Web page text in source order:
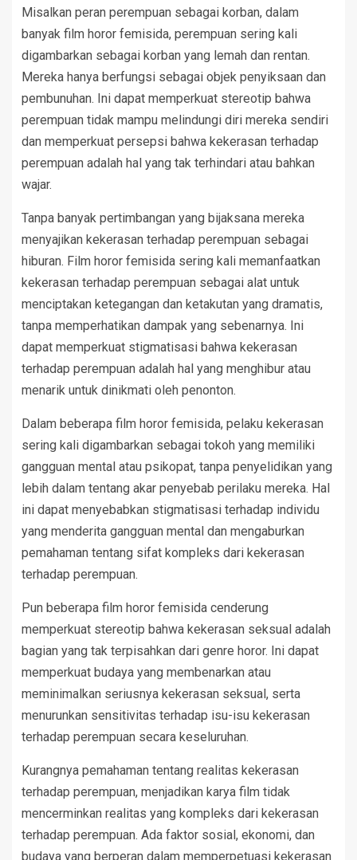
Misalkan peran perempuan sebagai korban, dalam
banyak film horor femisida, perempuan sering kali
digambarkan sebagai korban yang lemah dan rentan.
Mereka hanya berfungsi sebagai objek penyiksaan dan
pembunuhan. Ini dapat memperkuat stereotip bahwa
perempuan tidak mampu melindungi diri mereka sendiri
dan memperkuat persepsi bahwa kekerasan terhadap
perempuan adalah hal yang tak terhindari atau bahkan
wajar.
Tanpa banyak pertimbangan yang bijaksana mereka
menyajikan kekerasan terhadap perempuan sebagai
hiburan. Film horor femisida sering kali memanfaatkan
kekerasan terhadap perempuan sebagai alat untuk
menciptakan ketegangan dan ketakutan yang dramatis,
tanpa memperhatikan dampak yang sebenarnya. Ini
dapat memperkuat stigmatisasi bahwa kekerasan
terhadap perempuan adalah hal yang menghibur atau
menarik untuk dinikmati oleh penonton.
Dalam beberapa film horor femisida, pelaku kekerasan
sering kali digambarkan sebagai tokoh yang memiliki
gangguan mental atau psikopat, tanpa penyelidikan yang
lebih dalam tentang akar penyebab perilaku mereka. Hal
ini dapat menyebabkan stigmatisasi terhadap individu
yang menderita gangguan mental dan mengaburkan
pemahaman tentang sifat kompleks dari kekerasan
terhadap perempuan.
Pun beberapa film horor femisida cenderung
memperkuat stereotip bahwa kekerasan seksual adalah
bagian yang tak terpisahkan dari genre horor. Ini dapat
memperkuat budaya yang membenarkan atau
meminimalkan seriusnya kekerasan seksual, serta
menurunkan sensitivitas terhadap isu-isu kekerasan
terhadap perempuan secara keseluruhan.
Kurangnya pemahaman tentang realitas kekerasan
terhadap perempuan, menjadikan karya film tidak
mencerminkan realitas yang kompleks dari kekerasan
terhadap perempuan. Ada faktor sosial, ekonomi, dan
budaya yang berperan dalam memperpetuasi kekerasan